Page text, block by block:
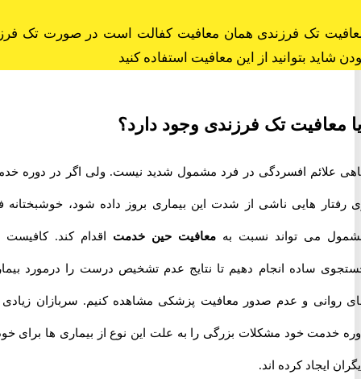
تک فرزندی همان معافیت کفالت است در صورت تک فرزند
بتوانید از این معافیت استفاده کنید
تک فرزندی وجود دارد؟
علائم افسردگی در فرد مشمول شدید نیست. ولی اگر در دوره خدمت
هایی ناشی از شدت این بیماری بروز داده شود، خوشبختانه فرد
می تواند نسبت بهمعافیت حین خدمتاقدام کند. کافیست یک
ساده انجام دهیم تا نتایج عدم تشخیص درست را درمورد بیماری
و عدم صدور معافیت پزشکی مشاهده کنیم. سربازان زیادی در
خود مشکلات بزرگی را به علت این نوع از بیماری ها برای خود و
ایجاد کرده اند.